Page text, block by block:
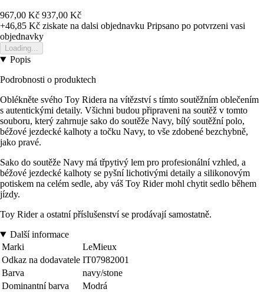
967,00 Kč 937,00 Kč
+46,85 Kč ziskate na dalsi objednavku Pripsano po potvrzeni vasi
objednavky
Loading...
Popis
Podrobnosti o produktech
Oblékněte svého Toy Ridera na vítězství s tímto soutěžním oblečením
s autentickými detaily. Všichni budou připraveni na soutěž v tomto
souboru, který zahrnuje sako do soutěže Navy, bílý soutěžní polo,
béžové jezdecké kalhoty a točku Navy, to vše zdobené bezchybně,
jako pravé.
Sako do soutěže Navy má třpytivý lem pro profesionální vzhled, a
béžové jezdecké kalhoty se pyšní lichotivými detaily a silikonovým
potiskem na celém sedle, aby váš Toy Rider mohl chytit sedlo během
jízdy.
Toy Rider a ostatní příslušenství se prodávají samostatně.
Další informace
Marki
LeMieux
Odkaz na dodavatele IT07982001
Barva
navy/stone
Dominantní barva
Modrá